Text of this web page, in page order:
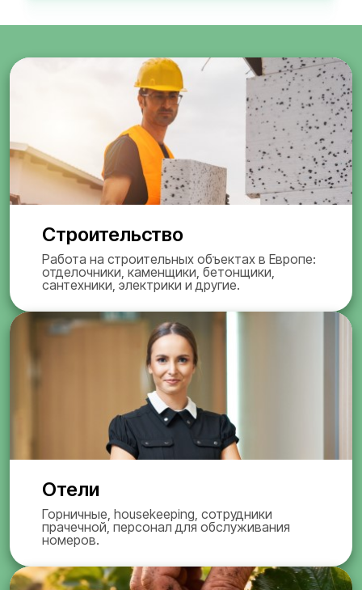
Строительство
Работа на строительных объектах в Европе:
отделочники, каменщики, бетонщики,
сантехники, электрики и другие.
Отели
Горничные, housekeeping, сотрудники
прачечной, персонал для обслуживания
номеров.